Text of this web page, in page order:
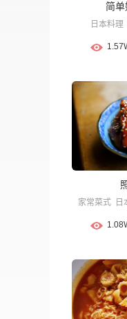
简单
日本料理
家常菜式 日